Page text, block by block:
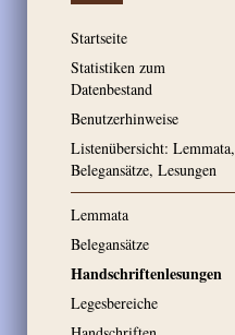
Startseite
Statistiken zum
Datenbestand
Benutzerhinweise
Listenübersicht: Lemmata,
Belegansätze, Lesungen
Lemmata
Belegansätze
Handschriftenlesungen
Legesbereiche